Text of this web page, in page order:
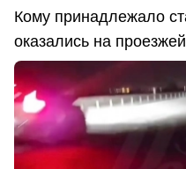
Кому принадлежало
оказались на